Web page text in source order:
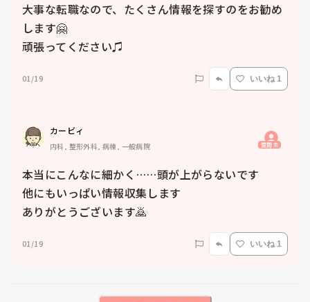
大事な転職なので、たくさん情報を探すのをお勧め
します🤗
頑張ってください♫
01/19 いいね 1
カービィ
内科, 整形外科, 病棟, 一般病院 質問主
本当にこんなに細かく……頭が上がらないです
他にもいっぱい情報収集します
ありがとうございます🙇
01/19 いいね 1